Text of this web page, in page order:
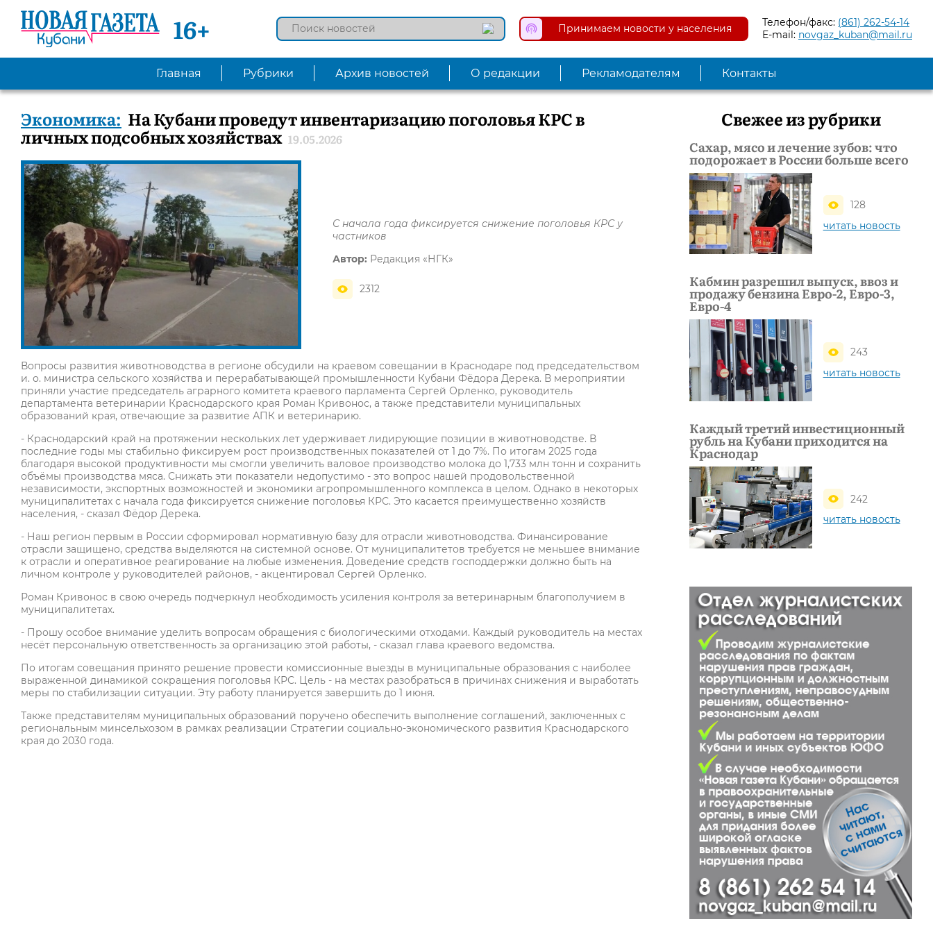
16+ Принимаем новости у населения Телефон/факс: (861) 262-54-14
E-mail: novgaz_kuban@mail.ru
Главная Рубрики Архив новостей О редакции Рекламодателям Контакты
Экономика: На Кубани проведут инвентаризацию поголовья КРС в
личных подсобных хозяйствах 19.05.2026
С начала года фиксируется снижение поголовья КРС у
частников
Автор: Редакция «НГК»
2312
Вопросы развития животноводства в регионе обсудили на краевом совещании в Краснодаре под председательством
и. о. министра сельского хозяйства и перерабатывающей промышленности Кубани Фёдора Дерека. В мероприятии
приняли участие председатель аграрного комитета краевого парламента Сергей Орленко, руководитель
департамента ветеринарии Краснодарского края Роман Кривонос, а также представители муниципальных
образований края, отвечающие за развитие АПК и ветеринарию.
- Краснодарский край на протяжении нескольких лет удерживает лидирующие позиции в животноводстве. В
последние годы мы стабильно фиксируем рост производственных показателей от 1 до 7%. По итогам 2025 года
благодаря высокой продуктивности мы смогли увеличить валовое производство молока до 1,733 млн тонн и сохранить
объёмы производства мяса. Снижать эти показатели недопустимо - это вопрос нашей продовольственной
независимости, экспортных возможностей и экономики агропромышленного комплекса в целом. Однако в некоторых
муниципалитетах с начала года фиксируется снижение поголовья КРС. Это касается преимущественно хозяйств
населения, - сказал Фёдор Дерека.
- Наш регион первым в России сформировал нормативную базу для отрасли животноводства. Финансирование
отрасли защищено, средства выделяются на системной основе. От муниципалитетов требуется не меньшее внимание
к отрасли и оперативное реагирование на любые изменения. Доведение средств господдержки должно быть на
личном контроле у руководителей районов, - акцентировал Сергей Орленко.
Роман Кривонос в свою очередь подчеркнул необходимость усиления контроля за ветеринарным благополучием в
муниципалитетах.
- Прошу особое внимание уделить вопросам обращения с биологическими отходами. Каждый руководитель на местах
несёт персональную ответственность за организацию этой работы, - сказал глава краевого ведомства.
По итогам совещания принято решение провести комиссионные выезды в муниципальные образования с наиболее
выраженной динамикой сокращения поголовья КРС. Цель - на местах разобраться в причинах снижения и выработать
меры по стабилизации ситуации. Эту работу планируется завершить до 1 июня.
Также представителям муниципальных образований поручено обеспечить выполнение соглашений, заключенных с
региональным минсельхозом в рамках реализации Стратегии социально-экономического развития Краснодарского
края до 2030 года.
Свежее из рубрики
Сахар, мясо и лечение зубов: что
подорожает в России больше всего
128
читать новость
Кабмин разрешил выпуск, ввоз и
продажу бензина Евро-2, Евро-3,
Евро-4
243
читать новость
Каждый третий инвестиционный
рубль на Кубани приходится на
Краснодар
242
читать новость